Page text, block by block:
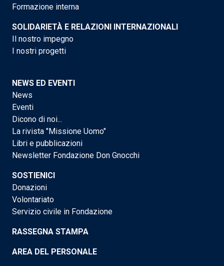
Formazione interna
SOLIDARIETÀ E RELAZIONI INTERNAZIONALI
Il nostro impegno
I nostri progetti
NEWS ED EVENTI
News
Eventi
Dicono di noi...
La rivista "Missione Uomo"
Libri e pubblicazioni
Newsletter Fondazione Don Gnocchi
SOSTIENICI
Donazioni
Volontariato
Servizio civile in Fondazione
RASSEGNA STAMPA
AREA DEL PERSONALE